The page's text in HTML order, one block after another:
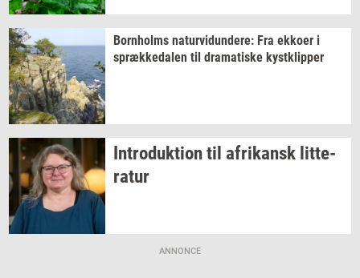
Born­holms na­tur­vi­dun­de­re: Fra ek­ko­er i
spræk­ke­da­len til dra­ma­ti­ske kyst­klip­per
In­tro­duk­tiontil afri­kansk lit­te­
ra­tur
ANNONCE